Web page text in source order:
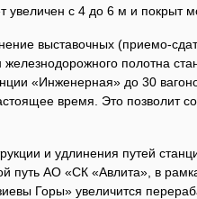
увеличен с 4 до 6 м и покрыт
выставочных (приемо-
железнодорожного полотна
«Инженерная» до 30
время. Это позволит
и удлинения путей
путь АО «СК «Авлита», в
Горы» увеличится